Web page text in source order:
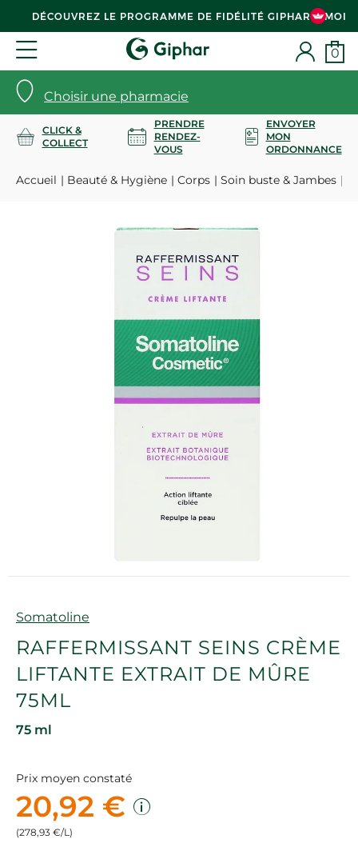
DÉCOUVREZ LE PROGRAMME DE FIDÉLITÉ GIPHAR & MOI
Choisir une pharmacie
0
CLICK &
COLLECT
PRENDRE
RENDEZ-
VOUS
ENVOYER
MON
ORDONNANCE
Accueil Beauté & Hygiène Corps Soin buste & Jambes
Marque
Somatoline
RAFFERMISSANT SEINS CRÈME
LIFTANTE EXTRAIT DE MÛRE
75ML
75 ml
Prix moyen constaté
20,92 €
(278,93 €/L)